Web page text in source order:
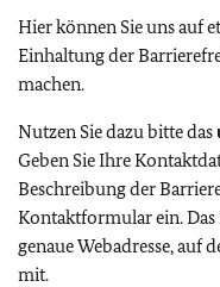
Hier können Sie uns auf
Einhaltung der
machen.
Nutzen Sie dazu bitte das
Geben Sie Ihre
Beschreibung der
Kontaktformular ein.
genaue Webadresse, auf
mit.